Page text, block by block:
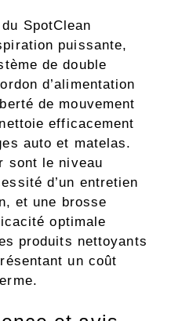
SpotClean
puissante,
de double
d’alimentation
de mouvement
efficacement
auto et matelas.
sont le niveau
d’un entretien
et une brosse
optimale
produits nettoyants
un coût